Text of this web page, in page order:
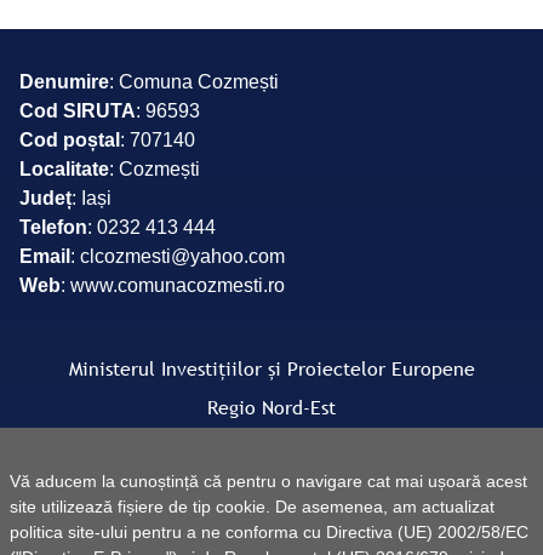
Vă aducem la cunoștință că pentru o navigare cat mai ușoară acest
site utilizează fișiere de tip cookie. De asemenea, am actualizat
politica site-ului pentru a ne conforma cu Directiva (UE) 2002/58/EC
Denumire: Comuna Cozmești
Cod SIRUTA: 96593
Cod poștal : 707140
Localitate: Cozmești
Județ: Iași
Telefon: 0232 413 444
Email : clcozmesti@yahoo.com
Web: www.comunacozmesti.ro
Ministerul Investițiilor și Proiectelor Europene
Regio Nord-Est